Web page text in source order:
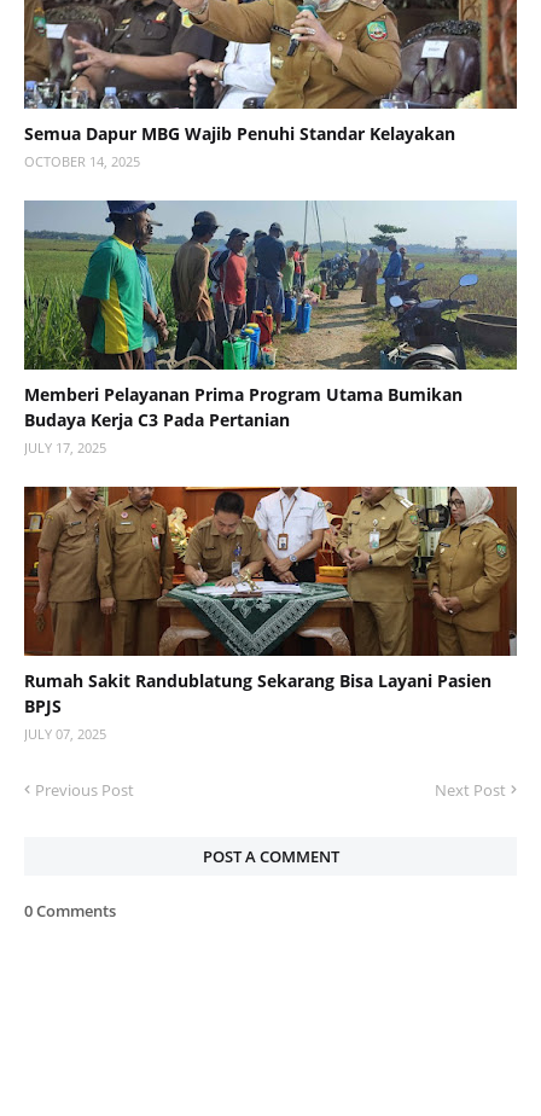
Semua Dapur MBG Wajib Penuhi Standar Kelayakan
OCTOBER 14, 2025
Memberi Pelayanan Prima Program Utama Bumikan
Budaya Kerja C3 Pada Pertanian
JULY 17, 2025
Rumah Sakit Randublatung Sekarang Bisa Layani Pasien
BPJS
JULY 07, 2025
Previous Post Next Post
POST A COMMENT
0 Comments